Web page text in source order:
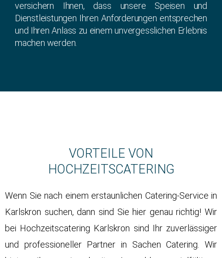
versichern Ihnen, dass unsere Speisen und
Dienstleistungen Ihren Anforderungen entsprechen
und Ihren Anlass zu einem unvergesslichen Erlebnis
machen werden.
VORTEILE VON
HOCHZEITSCATERING
Wenn Sie nach einem erstaunlichen Catering-Service in
Karlskron suchen, dann sind Sie hier genau richtig! Wir
bei Hochzeitscatering Karlskron sind Ihr zuverlässiger
und professioneller Partner in Sachen Catering. Wir